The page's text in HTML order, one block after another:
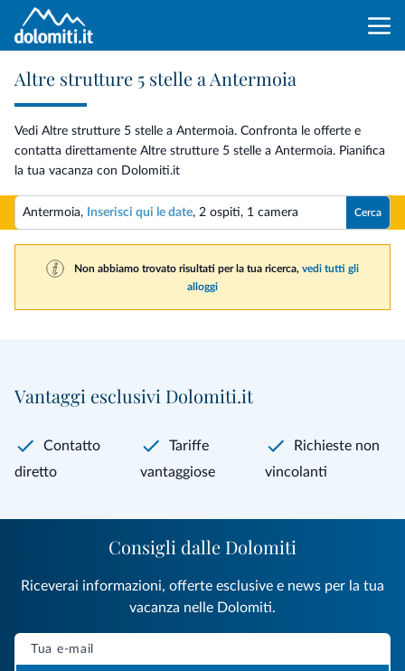
Altre strutture 5 stelle a Antermoia
Vedi Altre strutture 5 stelle a Antermoia. Confronta le offerte e
contatta direttamente Altre strutture 5 stelle a Antermoia. Pianifica
la tua vacanza con Dolomiti.it
Antermoia, Inserisci qui le date, 2 ospiti, 1 camera Cerca
Non abbiamo trovato risultati per la tua ricerca, vedi tutti gli
alloggi
Vantaggi esclusivi Dolomiti.it
Contatto
diretto
Tariffe
vantaggiose
Richieste non
vincolanti
Consigli dalle Dolomiti
Riceverai informazioni, offerte esclusive e news per la tua
vacanza nelle Dolomiti.